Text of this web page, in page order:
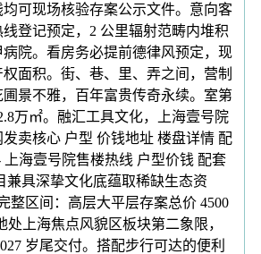
可现场核验存案公示文件。意向客
登记预定，2 公里辐射范畴内堆积
院。看房务必提前德律风预定，现
面积。街、巷、里、弄之间，营制
景不雅，百年富贵传奇永续。室第
万㎡。融汇工具文化，上海壹号院
卖核心 户型 价钱地址 楼盘详情 配
上海壹号院售楼热线 户型价钱 配套
兼具深挚文化底蕴取稀缺生态资
整区间：高层大平层存案总价 4500
处上海焦点风貌区板块第二象限，
岁尾交付。搭配步行可达的便利